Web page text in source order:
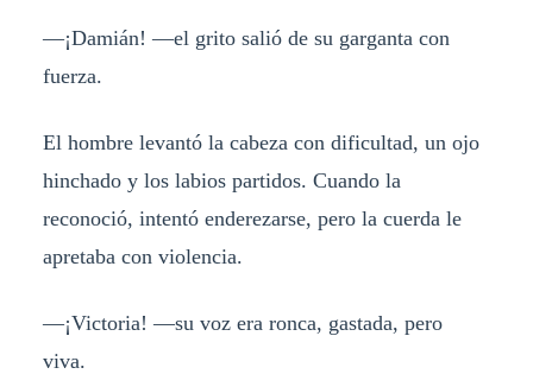
—¡Damián! —el grito salió de su garganta con
fuerza.
El hombre levantó la cabeza con dificultad, un ojo
hinchado y los labios partidos. Cuando la
reconoció, intentó enderezarse, pero la cuerda le
apretaba con violencia.
—¡Victoria! —su voz era ronca, gastada, pero
viva.